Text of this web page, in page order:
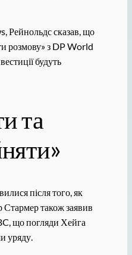
Рейнольдс сказав, що
розмову» з DP World
будуть
та
після того, як
Стармер також заявив
що погляди Хейга
уряду.